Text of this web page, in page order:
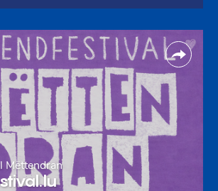
Mëttendran